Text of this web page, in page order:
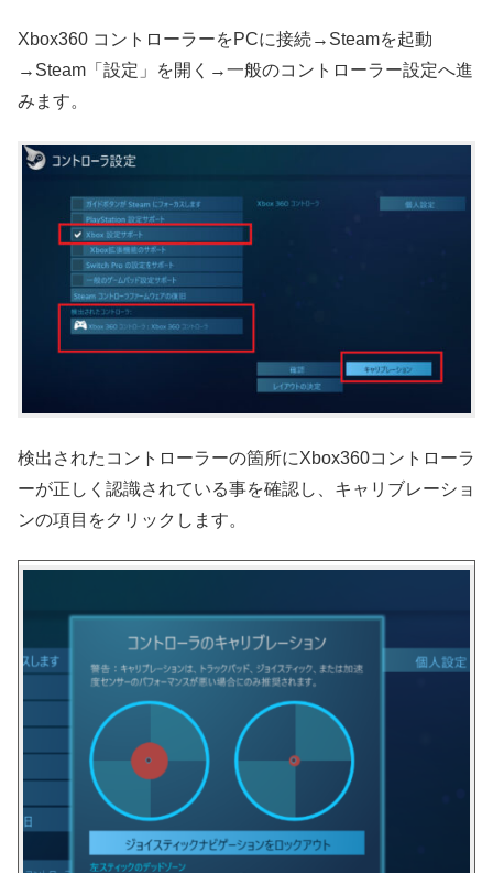
Xbox360 コントローラーをPCに接続→Steamを起動
→Steam「設定」を開く→一般のコントローラー設定へ進
みます。
検出されたコントローラーの箇所にXbox360コントローラ
ーが正しく認識されている事を確認し、キャリブレーショ
ンの項目をクリックします。